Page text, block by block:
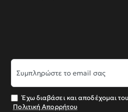
Συμπληρώστε
το
email
σας
Έχω διαβάσει και αποδέχομαι
Πολιτική Απορρήτου